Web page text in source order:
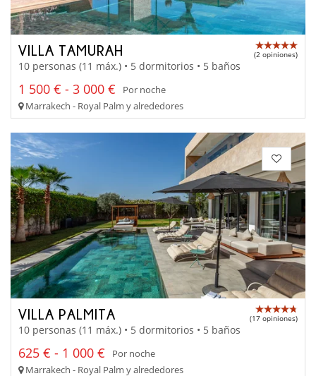
VILLA TAMURAH (2 opiniones)
10 personas (11 máx.) • 5 dormitorios • 5 baños
1 500 € - 3 000 €
Por noche
Marrakech - Royal Palm y alrededores
VILLA PALMITA (17 opiniones)
10 personas (11 máx.) • 5 dormitorios • 5 baños
625 € - 1 000 €
Por noche
Marrakech - Royal Palm y alrededores